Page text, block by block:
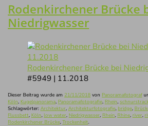
Rodenkirchener Brücke
Niedrigwasser
Rodenkirchener Brücke bei
#5949 | 11.2018
Dieser Beitrag wurde am 21/11/2018 von Panoramafotograf
Köln, Kugelpanorama, Panoramafotografie, Rhein,
Schlagwörter: Architektur, Architekturfotografie, bridge,
Flussbett, Köln, low water, Niedrigwasser, Rhein, Rhine, river,
Rodenkirchener Brücke, Trockenheit.